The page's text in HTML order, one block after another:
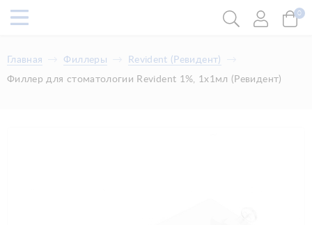
0
Главная Филлеры
Revident (Ревидент)
Филлер для стоматологии Revident 1%, 1x1мл (Ревидент)